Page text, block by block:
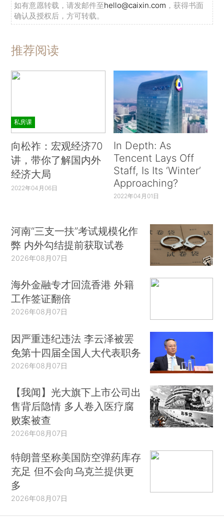
如有意愿转载，请发邮件至hello@caixin.com ，获得书面
确认及授权后，方可转载。
推荐阅读
私房课
向松祚：宏观经济70
讲，带你了解国内外
经济大局
2022年04月06日
In Depth: As
Tencent Lays Off
Staff, Is Its ‘Winter’
Approaching?
2022年04月01日
河南“三支一扶”考试规模化作
弊 内外勾结提前获取试卷
2026年08月07日
海外金融专才回流香港 外籍
工作签证翻倍
2026年08月07日
因严重违纪违法 李云泽被罢
免第十四届全国人大代表职务
2026年08月07日
【我闻】光大旗下上市公司出
售背后隐情 多人卷入医疗腐
败案被查
2026年08月07日
特朗普坚称美国防空弹药库存
充足 但不会向乌克兰提供更
多
2026年08月07日